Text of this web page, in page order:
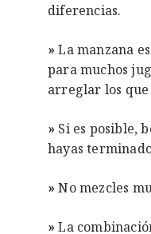
diferencias.
» La manzana
para muchos
arreglar los
» Si es posible,
hayas
» No mezcles
» La